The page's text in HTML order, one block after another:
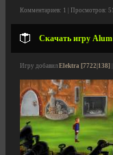
Комментариев: 1 | Просмотров:
Скачать игру
Игру добавил Elektra [7722|138]